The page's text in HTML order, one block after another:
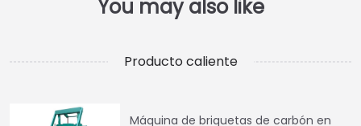
Producto caliente
Máquina de briquetas de carbón en